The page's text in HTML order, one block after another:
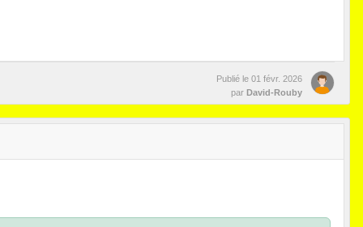
Publié le 01 févr. 2026
par David-Rouby